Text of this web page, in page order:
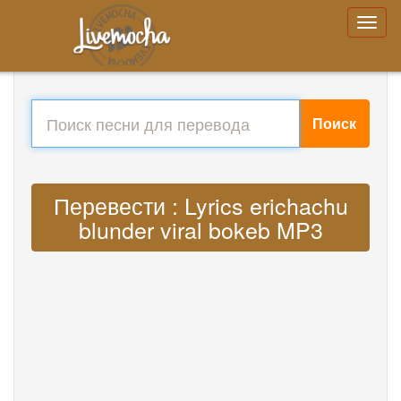
Поиск
Перевести : Lyrics erichachu
blunder viral bokeb MP3